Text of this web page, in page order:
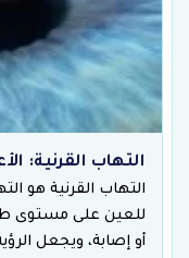
التهاب القرنية:
التهاب القرنية هو
للعين على مستوى
أو إصابة، ويجعل